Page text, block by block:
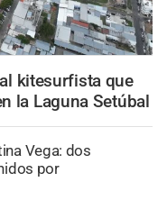
kitesurfista que
la Laguna Setúbal
Vega: dos
por